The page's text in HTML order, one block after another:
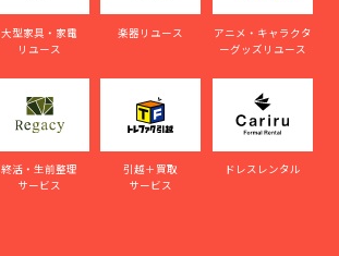
大型家具・家電
リユース
楽器リユース
アニメ・キャラクタ
ーグッズリユース
終活・生前整理
サービス
引越＋買取
サービス
ドレスレンタル